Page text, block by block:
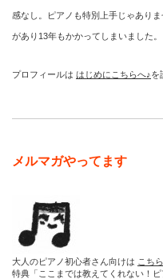
感なし。ピアノも特別上手じゃあり
があり13年もかかってしまいました。
プロフィールは はじめにこちらへ♪を
メルマガやってます
大人のピアノ初心者さん向けは こち
特典「ここまでは教えてくれない！